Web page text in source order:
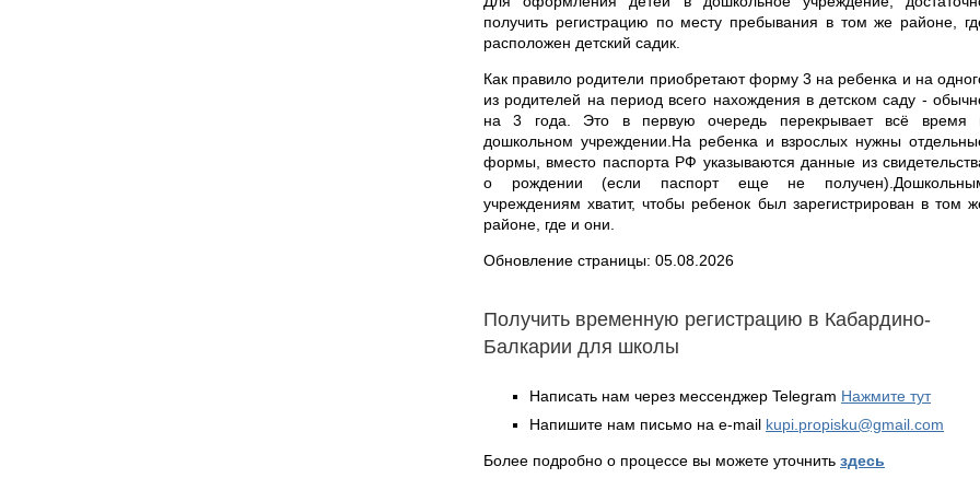
получить регистрацию по месту пребывания в том же районе,
расположен детский садик.
Как правило родители приобретают форму 3 на ребенка и на
из родителей на период всего нахождения в детском саду -
на 3 года. Это в первую очередь перекрывает всё время
дошкольном учреждении.На ребенка и взрослых нужны
формы, вместо паспорта РФ указываются данные из
о рождении (если паспорт еще не
учреждениям хватит, чтобы ребенок был зарегистрирован в том
районе, где и они.
Обновление страницы: 05.08.2026
Получить временную регистрацию в Кабардино-
Балкарии для школы
Написать нам через мессенджер Telegram Нажмите тут
Напишите нам письмо на e-mail kupi.propisku@gmail.com
Более подробно о процессе вы можете уточнить здесь